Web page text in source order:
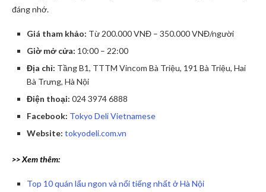
đáng nhớ.
Giá tham khảo: Từ 200.000 VNĐ – 350.000 VNĐ/người
Giờ mở cửa: 10:00 – 22:00
Địa chỉ: Tầng B1, TTTM Vincom Bà Triệu, 191 Bà Triệu, Hai
Bà Trưng, Hà Nội
Điện thoại: 024 3974 6888
Facebook: Tokyo Deli Vietnamese
Website: tokyodeli.com.vn
>> Xem thêm:
Top 10 quán lẩu ngon và nổi tiếng nhất ở Hà Nội